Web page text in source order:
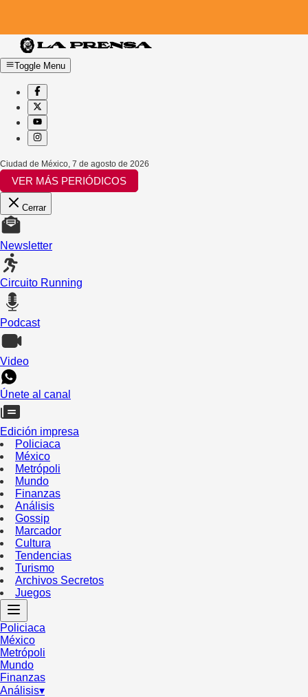
Toggle Menu
Ciudad de México 7 de agosto de 2026
VER MÁS PERIÓDICOS
Cerrar
Newsletter
Circuito Running
Podcast
Video
Únete al canal
Edición impresa
Policiaca
México
Metrópoli
Mundo
Finanzas
Análisis
Gossip
Marcador
Cultura
Tendencias
Turismo
Archivos Secretos
Juegos
Policiaca
México
Metrópoli
Mundo
Finanzas
Análisis▾